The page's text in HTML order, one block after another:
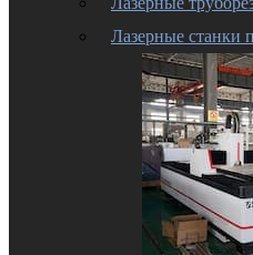
Лазерные станки